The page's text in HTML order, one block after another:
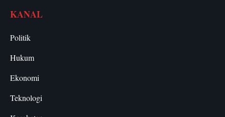
KANAL
Politik
Hukum
Ekonomi
Teknologi